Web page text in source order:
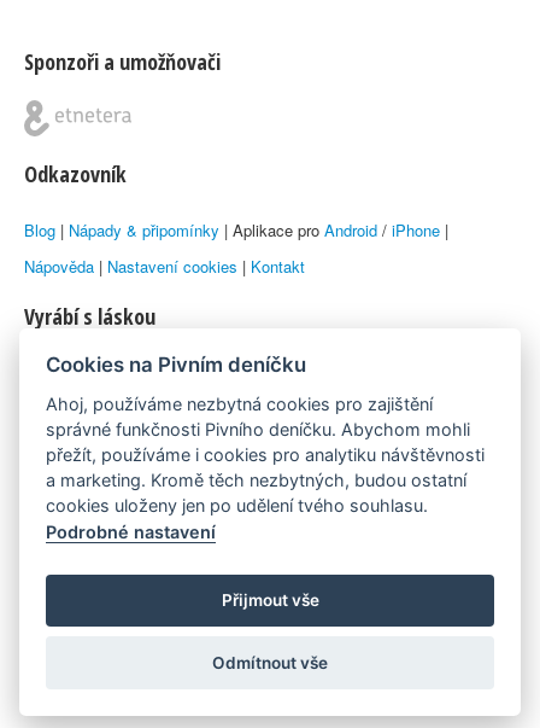
Sponzoři a umožňovači
Odkazovník
Blog | Nápady & připomínky | Aplikace pro Android / iPhone |
Nápověda | Nastavení cookies | Kontakt
Vyrábí s láskou
© 2010–2026 byLukáš Zemanaka Emka
Máme rádi
Pivní.info
Poznámka pod čarou
Pivní deníček je nezávislý zdroj, který není spjat s žádným
konkrétním pivovarem ani restaurací. Názory uživatelů nemusí nutně
reprezentovat názory tvůrců Deníčku.
Cookies na Pivním deníčku
Ahoj, používáme nezbytná cookies pro zajištění
správné funkčnosti Pivního deníčku. Abychom mohli
přežít, používáme i cookies pro analytiku návštěvnosti
a marketing. Kromě těch nezbytných, budou ostatní
cookies uloženy jen po udělení tvého souhlasu.
Podrobné nastavení
Přijmout vše
Odmítnout vše